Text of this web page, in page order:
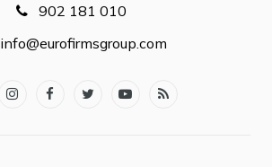
902 181 010
info@eurofirmsgroup.com